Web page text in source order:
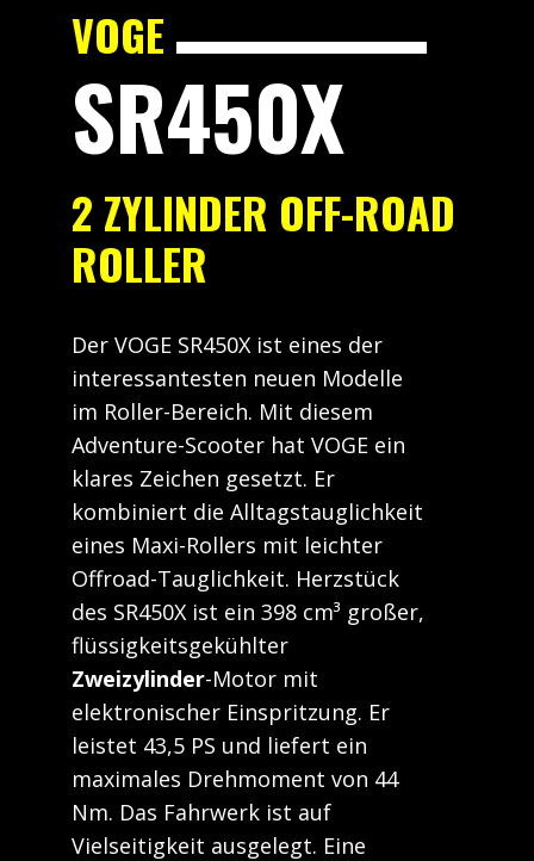
VOGE
SR450X
2 ZYLINDER OFF-ROAD
ROLLER
Der VOGE SR450X ist eines der
interessantesten neuen Modelle
im Roller-Bereich. Mit diesem
Adventure-Scooter hat VOGE ein
klares Zeichen gesetzt. Er
kombiniert die Alltagstauglichkeit
eines Maxi-Rollers mit leichter
Offroad-Tauglichkeit. Herzstück
des SR450X ist ein 398 cm³ großer,
flüssigkeitsgekühlter
Zweizylinder-Motor mit
elektronischer Einspritzung. Er
leistet 43,5 PS und liefert ein
maximales Drehmoment von 44
Nm. Das Fahrwerk ist auf
Vielseitigkeit ausgelegt. Eine